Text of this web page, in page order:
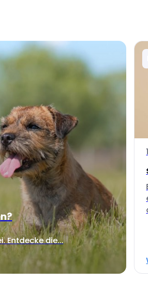
Entdecke die...